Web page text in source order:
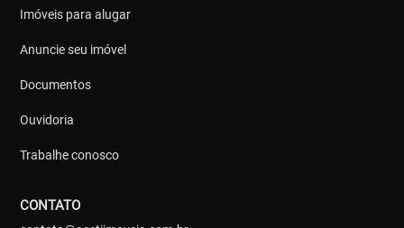
Imóveis para alugar
Anuncie seu imóvel
Documentos
Ouvidoria
Trabalhe conosco
CONTATO